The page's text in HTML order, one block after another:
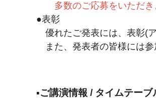
多数のご応募をいただき
●表彰
優れたご発表には、表彰(
また、発表者の皆様には参
▪ご講演情報 / タイムテーブ